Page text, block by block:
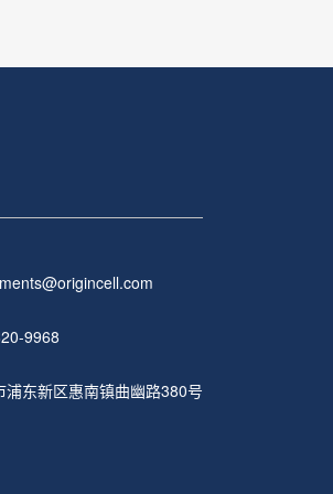
9968
浦东新区惠南镇曲幽路380号